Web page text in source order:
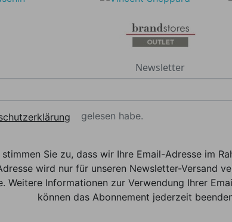
Newsletter
gelesen habe.
Sie zu, dass wir Ihre Email-Adresse im
wird nur für unseren Newsletter-Versand
Weitere Informationen zur Verwendung Ihrer
können das Abonnement jederzeit